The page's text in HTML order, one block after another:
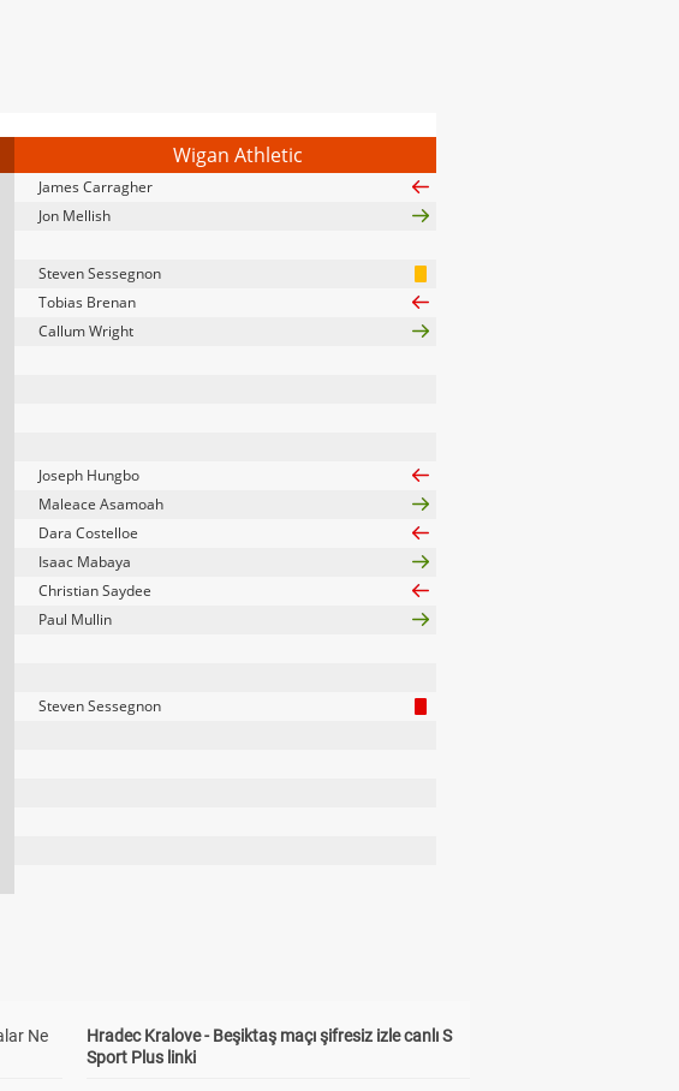
Wigan Athletic
James Carragher
Jon Mellish
Steven Sessegnon
Tobias Brenan
Callum Wright
Joseph Hungbo
Maleace Asamoah
Dara Costelloe
Isaac Mabaya
Christian Saydee
Paul Mullin
Steven Sessegnon
Ne
Hradec Kralove - Beşiktaş maçı şifresiz izle canlı S
Sport Plus linki